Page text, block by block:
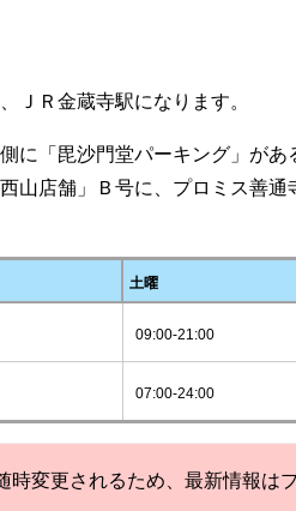
ＪＲ金蔵寺駅になります。
に「毘沙門堂パーキング」があ
山店舗」Ｂ号に、プロミス善
土曜
09:00-21:00
07:00-24:00
変更されるため、最新情報は